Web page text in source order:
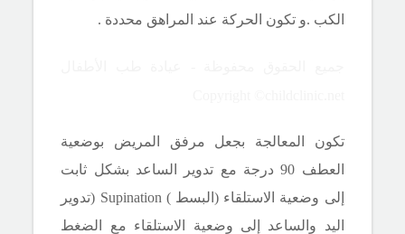
الكب .و تكون الحركة عند المراهق محددة .
تكون المعالجة بجعل مرفق المريض بوضعية
العطف 90 درجة مع تدوير الساعد بشكل ثابت
إلى وضعية الاستلقاء (البسط ) Supination (تدوير
اليد والساعد إلى وضعية الاستلقاء مع الضغط